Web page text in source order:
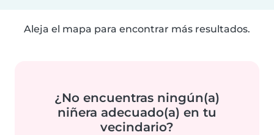
Aleja el mapa para encontrar más resultados.
¿No encuentras ningún(a)
niñera adecuado(a) en tu
vecindario?